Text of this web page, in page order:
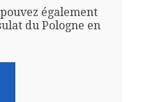
également
du Pologne en